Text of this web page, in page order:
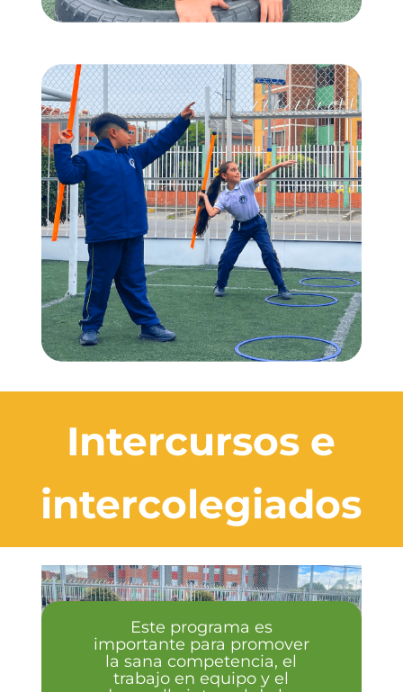
Intercursos e
intercolegiados
Este programa es
importante para promover
la sana competencia, el
trabajo en equipo y el